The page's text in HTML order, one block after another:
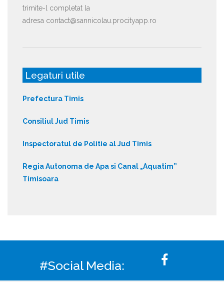
trimite-l completat la
adresa contact@sannicolau.procityapp.ro
Legaturi utile
Prefectura Timis
Consiliul Jud Timis
Inspectoratul de Politie al Jud Timis
Regia Autonoma de Apa si Canal „Aquatim”
Timisoara
#Social Media: